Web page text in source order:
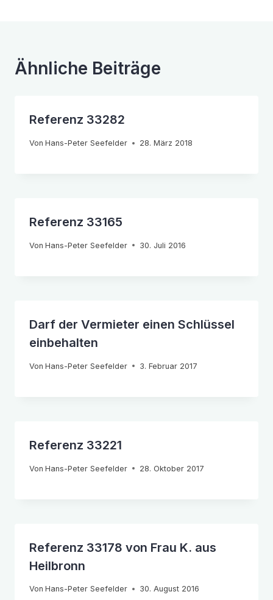
Ähnliche Beiträge
Referenz 33282
Von Hans-Peter Seefelder 28. März 2018
Referenz 33165
Von Hans-Peter Seefelder 30. Juli 2016
Darf der Vermieter einen Schlüssel
einbehalten
Von Hans-Peter Seefelder 3. Februar 2017
Referenz 33221
Von Hans-Peter Seefelder 28. Oktober 2017
Referenz 33178 von Frau K. aus
Heilbronn
Von Hans-Peter Seefelder 30. August 2016